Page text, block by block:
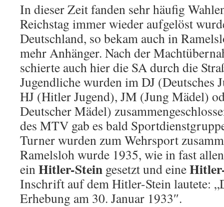
In dieser Zeit fanden sehr häufig
Reichstag immer wieder aufgelöst
Deutsch­land, so bekam auch in
mehr Anhänger. Nach der
schierte auch hier die SA durch die
Jugendliche wurden im DJ (Deutsches
HJ (Hitler Jugend), JM (Jung Mädel)
Deutscher Mädel)
des MTV gab es bald
Turner wur­den zum Wehrsport
Ramelsloh wurde 1935, wie in fast
einHitler-Stein gesetzt und eine
Inschrift auf dem Hitler-Stein lautete:
Erhebung am 30. Januar 1933″.